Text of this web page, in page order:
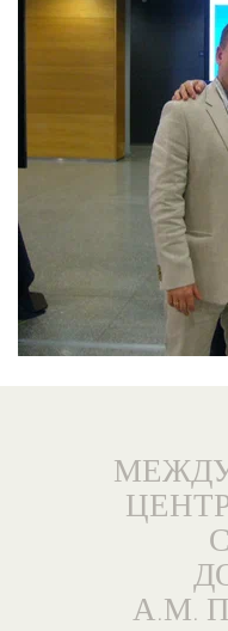
А.М.